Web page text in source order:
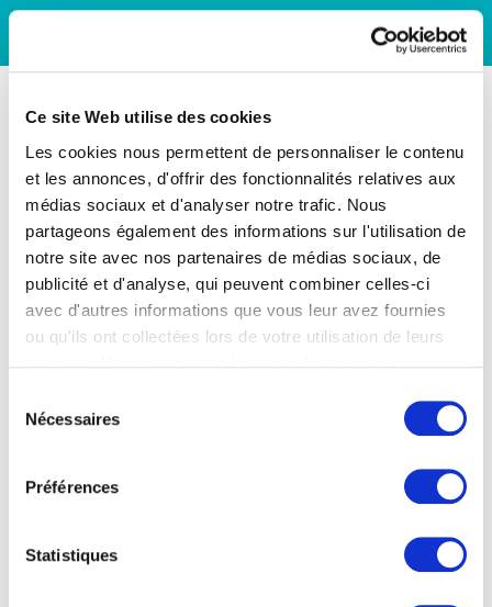
Ce site Web utilise des cookies
Les cookies nous permettent de personnaliser le contenu
et les annonces, d'offrir des fonctionnalités relatives aux
médias sociaux et d'analyser notre trafic. Nous
partageons également des informations sur l'utilisation de
notre site avec nos partenaires de médias sociaux, de
publicité et d'analyse, qui peuvent combiner celles-ci
avec d'autres informations que vous leur avez fournies
ou qu'ils ont collectées lors de votre utilisation de leurs
Nécessaires
Préférences
Statistiques